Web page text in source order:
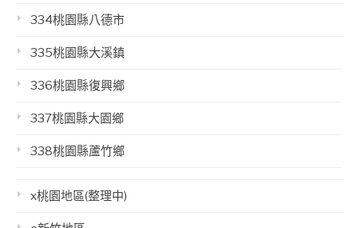
334桃園縣八德市
335桃園縣大溪鎮
336桃園縣復興鄉
337桃園縣大園鄉
338桃園縣蘆竹鄉
x桃園地區(整理中)